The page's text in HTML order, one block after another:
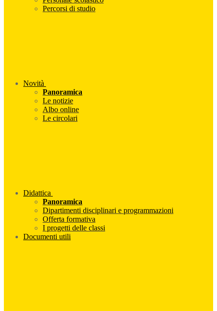
Percorsi di studio
Novità
Panoramica
Le notizie
Albo online
Le circolari
Didattica
Panoramica
Dipartimenti disciplinari e programmazioni
Offerta formativa
I progetti delle classi
Documenti utili